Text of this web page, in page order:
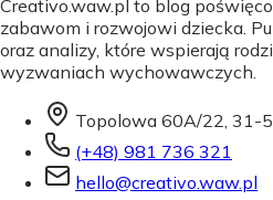
Creativo.waw.pl to blog
zabawom i rozwojowi dziecka.
oraz analizy, które wspierają
wyzwaniach wychowawczych.
Topolowa 60A/22, 31-
(+48) 981 736 321
hello@creativo.waw.pl